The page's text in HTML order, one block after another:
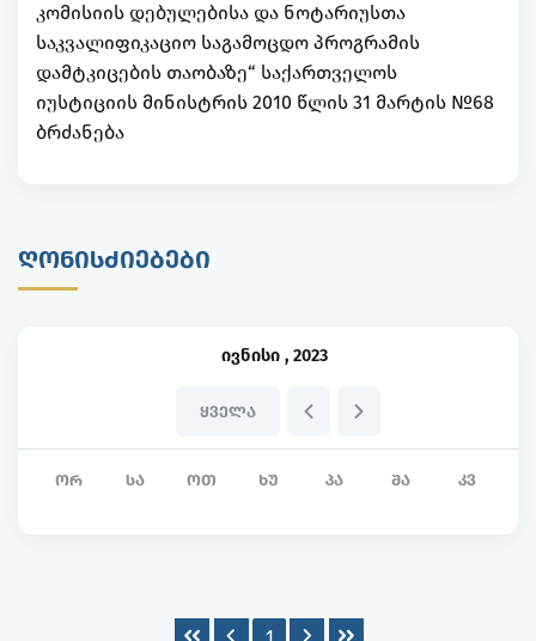
კომისიის დებულებისა და ნოტარიუსთა
საკვალიფიკაციო საგამოცდო პროგრამის
დამტკიცების თაობაზე“ საქართველოს
იუსტიციის მინისტრის 2010 წლის 31 მარტის №68
ბრძანება
ᲦᲝᲜᲘᲡᲫᲘᲔᲑᲔᲑᲘ
ივნისი, 2023
ᲧᲕᲔᲚᲐ
ᲝᲠ ᲡᲐ ᲝᲗ ᲮᲣ ᲞᲐ ᲨᲐ ᲙᲕ